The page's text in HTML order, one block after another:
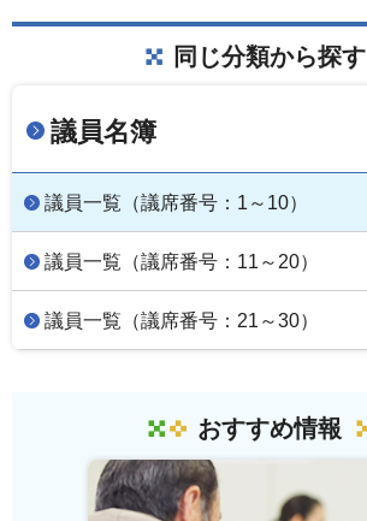
同じ分類から探す
議員名簿
議員一覧（議席番号：1～10）
議員一覧（議席番号：11～20）
議員一覧（議席番号：21～30）
おすすめ情報